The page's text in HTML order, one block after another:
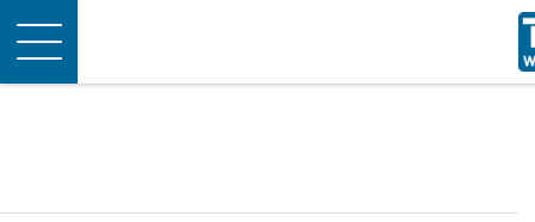
Toggle
navigation